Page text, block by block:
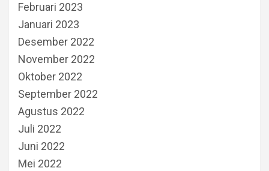
Februari 2023
Januari 2023
Desember 2022
November 2022
Oktober 2022
September 2022
Agustus 2022
Juli 2022
Juni 2022
Mei 2022